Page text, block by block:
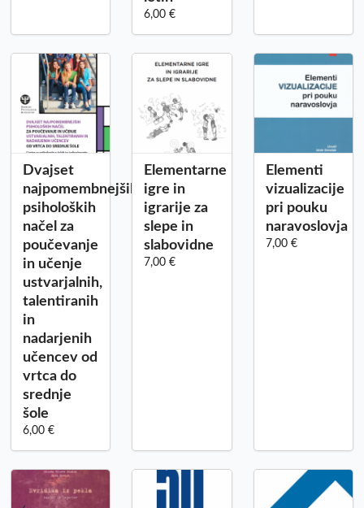
6,00 €
Dvajset
najpomembnejših
psiholoških
načel za
poučevanje
in učenje
ustvarjalnih,
talentiranih
in
nadarjenih
učencev od
vrtca do
srednje
šole
6,00 €
Elementarne
igre in
igrarije za
slepe in
slabovidne
7,00 €
Elementi
vizualizacije
pri pouku
naravoslovja
7,00 €